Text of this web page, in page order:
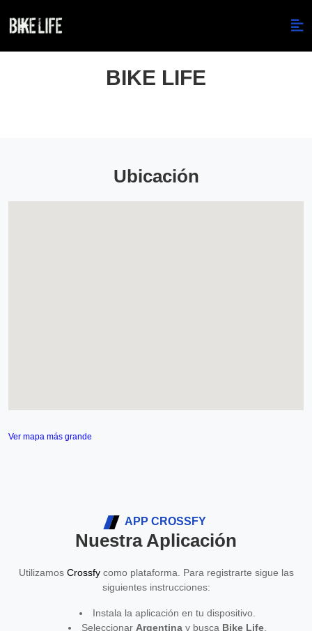
BIKE LIFE
Ubicación
Ver mapa más grande
APP CROSSFY
Nuestra Aplicación
Utilizamos Crossfycomo plataforma. Para registrarte sigue las
siguientes instrucciones:
Instala la aplicación en tu dispositivo.
Seleccionar Argentinay busca Bike Life.